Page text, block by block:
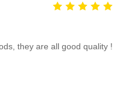
they are all good quality !